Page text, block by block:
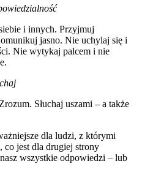
i innych. Przyjmuj
jasno. Nie uchylaj się i
Nie wytykaj palcem i nie
Słuchaj uszami – a także
dla ludzi, z którymi
co jest dla drugiej strony
wszystkie odpowiedzi – lub